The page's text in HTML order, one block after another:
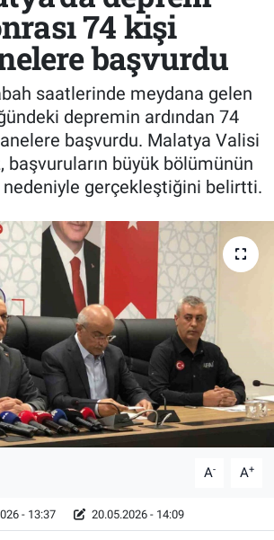
74 kişi
başvurdu
saatlerinde meydana gelen
depremin ardından 74
başvurdu. Malatya Valisi
başvuruların büyük bölümünün
nedeniyle gerçekleştiğini belirtti.
A- A+
- 13:37 20.05.2026 - 14:09